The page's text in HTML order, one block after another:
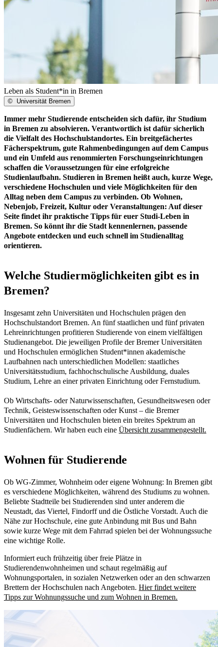
Leben als Student*in in Bremen
© Universität Bremen
Immer mehr Studierende entscheiden sich dafür, ihr Studium
in Bremen zu absolvieren. Verantwortlich ist dafür sicherlich
die Vielfalt des Hochschulstandortes. Ein breitgefächertes
Fächerspektrum, gute Rahmenbedingungen auf dem Campus
und ein Umfeld aus renommierten Forschungseinrichtungen
schaffen die Voraussetzungen für eine erfolgreiche
Studienlaufbahn. Studieren in Bremen heißt auch, kurze Wege,
verschiedene Hochschulen und viele Möglichkeiten für den
Alltag neben dem Campus zu verbinden. Ob Wohnen,
Nebenjob, Freizeit, Kultur oder Veranstaltungen: Auf dieser
Seite findet ihr praktische Tipps für euer Studi-Leben in
Bremen. So könnt ihr die Stadt kennenlernen, passende
Angebote entdecken und euch schnell im Studienalltag
orientieren.
Welche Studiermöglichkeiten gibt es in
Bremen?
Insgesamt zehn Universitäten und Hochschulen prägen den
Hochschulstandort Bremen. An fünf staatlichen und fünf privaten
Lehreinrichtungen profitieren Studierende von einem vielfältigen
Studienangebot. Die jeweiligen Profile der Bremer Universitäten
und Hochschulen ermöglichen Student*innen akademische
Laufbahnen nach unterschiedlichen Modellen: staatliches
Universitätsstudium, fachhochschulische Ausbildung, duales
Studium, Lehre an einer privaten Einrichtung oder Fernstudium.
Ob Wirtschafts- oder Naturwissenschaften, Gesundheitswesen oder
Technik, Geisteswissenschaften oder Kunst – die Bremer
Universitäten und Hochschulen bieten ein breites Spektrum an
Studienfächern. Wir haben euch eine Übersicht zusammengestellt.
Wohnen für Studierende
Ob WG-Zimmer, Wohnheim oder eigene Wohnung: In Bremen gibt
es verschiedene Möglichkeiten, während des Studiums zu wohnen.
Beliebte Stadtteile bei Studierenden sind unter anderem die
Neustadt, das Viertel, Findorff und die Östliche Vorstadt. Auch die
Nähe zur Hochschule, eine gute Anbindung mit Bus und Bahn
sowie kurze Wege mit dem Fahrrad spielen bei der Wohnungssuche
eine wichtige Rolle.
Informiert euch frühzeitig über freie Plätze in
Studierendenwohnheimen und schaut regelmäßig auf
Wohnungsportalen, in sozialen Netzwerken oder an den schwarzen
Brettern der Hochschulen nach Angeboten. Hier findet weitere
Tipps zur Wohnungssuche und zum Wohnen in Bremen.